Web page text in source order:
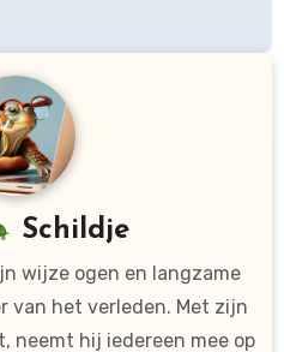
Schildje
wijze ogen en langzame
van het verleden. Met zijn
neemt hij iedereen mee op